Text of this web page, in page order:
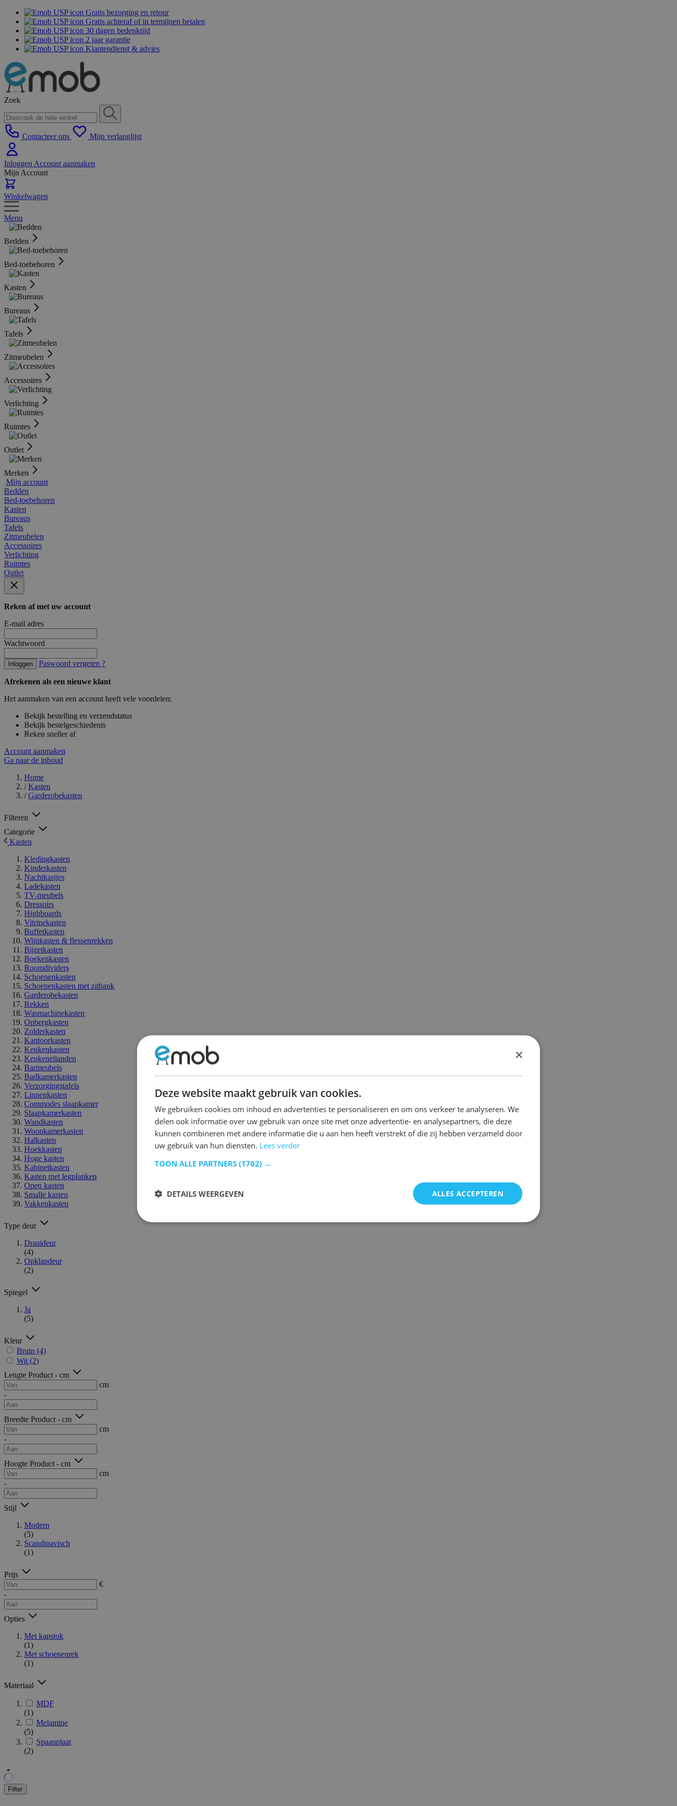
Gratis bezorging en retour
Gratis achteraf of in termijnen betalen
30 dagen bedenktijd
2 jaar garantie
Klantendienst & advies
Zoek
Contacteer ons Mijn verlanglijst
Inloggen Account aanmaken
Mijn Account
Winkelwagen
Menu
Bedden
Bed-toebehoren
Kasten
Bureaus
Tafels
Zitmeubelen
Accessoires
Verlichting
Ruimtes
Outlet
Merken
Mijn account
Bedden
Bed-toebehoren
Kasten
Bureaus
Tafels
Zitmeubelen
Accessoires
Verlichting
Ruimtes
Outlet
Reken af met uw account
E-mail adres
Wachtwoord
Inloggen Paswoord vergeten ?
Afrekenen als een nieuwe klant
Het aanmaken van een account heeft vele voordelen:
Bekijk bestelling en verzendstatus
Bekijk bestelgeschiedenis
Reken sneller af
Account aanmaken
Ga naar de inhoud
Home
/ Kasten
/ Garderobekasten
Filteren
Categorie
Kasten
Kledingkasten
Kinderkasten
Nachtkastjes
Ladekasten
TV-meubels
Dressoirs
Highboards
Vitrinekasten
Buffetkasten
Wijnkasten & flessenrekken
Bijzetkasten
Boekenkasten
Roomdividers
Schoenenkasten
Schoenenkasten met zitbank
Garderobekasten
Rekken
Wasmachinekasten
Opbergkasten
Zolderkasten
Kantoorkasten
Keukenkasten
Keukeneilanden
Barmeubels
Badkamerkasten
Verzorgingstafels
Linnenkasten
Commodes slaapkamer
Slaapkamerkasten
Wandkasten
Woonkamerkasten
Halkasten
Hoekkasten
Hoge kasten
Kabinetkasten
Kasten met legplanken
Open kasten
Smalle kasten
Vakkenkasten
Type deur
Draaideur
(4)
Opklapdeur
(2)
Spiegel
Ja
(5)
Kleur
Bruin (4)
Wit (2)
Lengte Product - cm
cm
-
Breedte Product - cm
cm
-
Hoogte Product - cm
cm
-
Stijl
Modern
(5)
Scandinavisch
(1)
Prijs
€
-
Opties
Met kapstok
(1)
Met schoenenrek
(1)
Materiaal
MDF
(1)
Melamine
(5)
Spaanplaat
(2)
Filter
×
Deze website maakt gebruik van cookies.
We gebruiken cookies om inhoud en advertenties te personaliseren en om ons verkeer te analyseren. We
delen ook informatie over uw gebruik van onze site met onze advertentie- en analysepartners, die deze
kunnen combineren met andere informatie die u aan hen heeft verstrekt of die zij hebben verzameld door
uw gebruik van hun diensten. Lees verder
TOON ALLE PARTNERS (1702) →
ALLES ACCEPTEREN
DETAILS WEERGEVEN